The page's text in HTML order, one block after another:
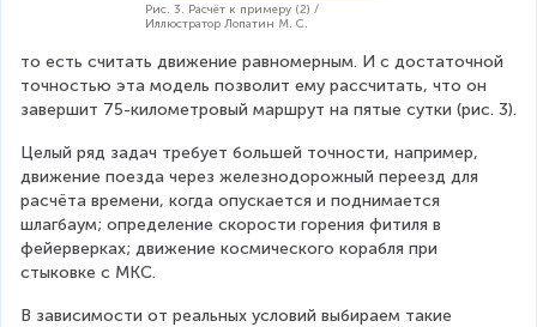
Рис. 3. Расчёт к примеру (2) /
Иллюстратор Лопатин М. С.
то есть считать движение равномерным. И с достаточной
точностью эта модель позволит ему рассчитать, что он
завершит 75-километровый маршрут на пятые сутки (рис. 3).
Целый ряд задач требует большей точности, например,
движение поезда через железнодорожный переезд для
расчёта времени, когда опускается и поднимается
шлагбаум; определение скорости горения фитиля в
фейерверках; движение космического корабля при
стыковке с МКС.
В зависимости от реальных условий выбираем такие